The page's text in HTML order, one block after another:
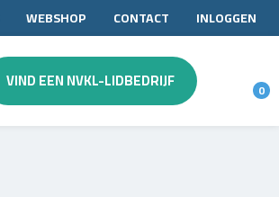
WEBSHOP CONTACT INLOGGEN
VIND EEN NVKL-LIDBEDRIJF 0